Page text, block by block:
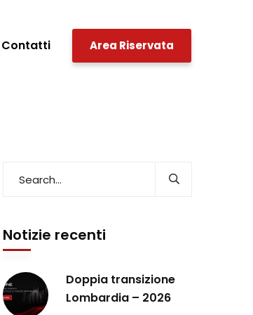
Contatti Area Riservata
Notizie recenti
Doppia transizione
Lombardia – 2026